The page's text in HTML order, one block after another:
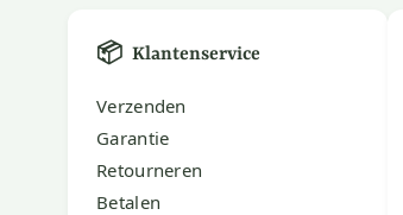
📦 Klantenservice
Verzenden
Garantie
Retourneren
Betalen